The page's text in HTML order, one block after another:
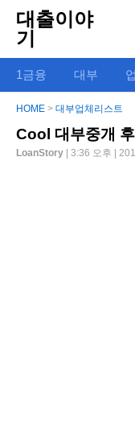
대출이야
기
1금융 대부
HOME > 대부업체리스트
Cool 대부중개
LoanStory | 3:36 오후 |